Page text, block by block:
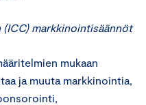
(ICC) markkinointisäännöt
mukaan
ja muuta markkinointia,